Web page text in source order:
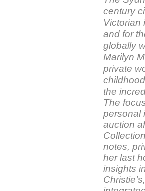
century
Victorian
and for
globally
Marilyn
private
the
The
personal
auction
notes,
her last
insights